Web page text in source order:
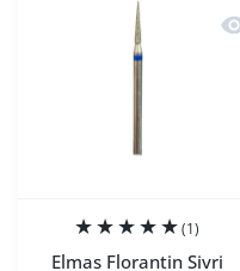
(1)
Elmas Florantin Sivri